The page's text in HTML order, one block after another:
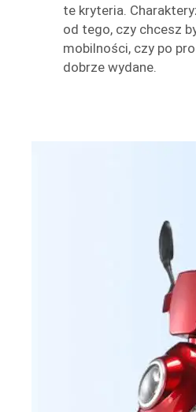
te kryteria.
od tego, czy chcesz
mobilności, czy po
dobrze wydane.